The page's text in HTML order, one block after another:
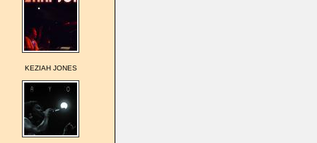
KEZIAH JONES